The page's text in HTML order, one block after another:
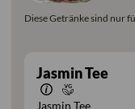
Diese Getränke sind nur
Jasmin Tee
Jasmin Tee